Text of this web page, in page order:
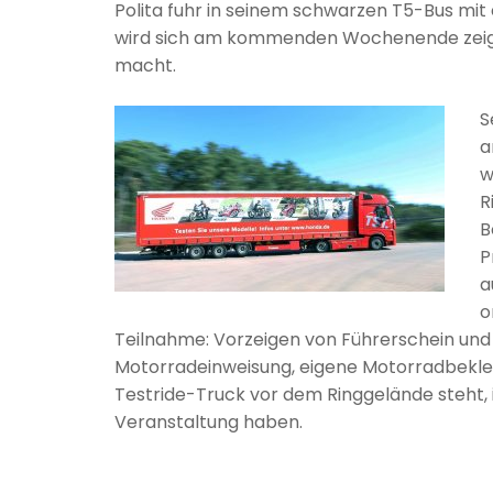
Polita fuhr in seinem schwarzen T5-Bus
wird sich am kommenden Wochenende
macht.
Teilnahme: Vorzeigen von Führerschein
Motorradeinweisung, eigene
Testride-Truck vor dem Ringgelände
Veranstaltung haben.